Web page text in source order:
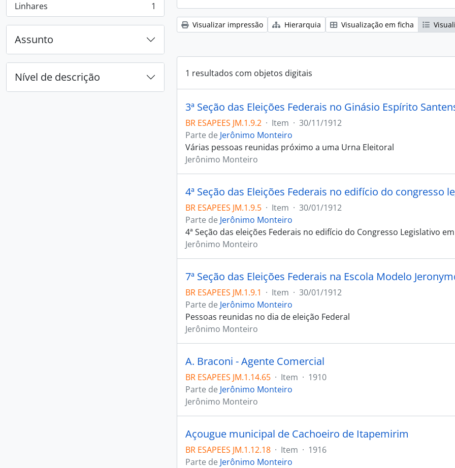
Linhares
, 1 resultados 1
Assunto
Nível de descrição
Visualizar impressão Hierarquia Visualização em ficha
1 resultados com objetos digitais
3ª Seção das Eleições Federais no Ginásio Espírito
BR ESAPEES JM.1.9.2 · Item · 30/11/1912
Parte de Jerônimo Monteiro
Várias pessoas reunidas próximo a uma Urna Eleitoral
Jerônimo Monteiro
4ª Seção das Eleições Federais no edifício do congresso
BR ESAPEES JM.1.9.5 · Item · 30/01/1912
Parte de Jerônimo Monteiro
4ª Seção das eleições Federais no edifício do Congresso Legislativo
Jerônimo Monteiro
7ª Seção das Eleições Federais na Escola Modelo
BR ESAPEES JM.1.9.1 · Item · 30/01/1912
Parte de Jerônimo Monteiro
Pessoas reunidas no dia de eleição Federal
Jerônimo Monteiro
A. Braconi - Agente Comercial
BR ESAPEES JM.1.14.65 · Item · 1910
Parte de Jerônimo Monteiro
Jerônimo Monteiro
Açougue municipal de Cachoeiro de Itapemirim
BR ESAPEES JM.1.12.18 · Item · 1916
Parte de Jerônimo Monteiro